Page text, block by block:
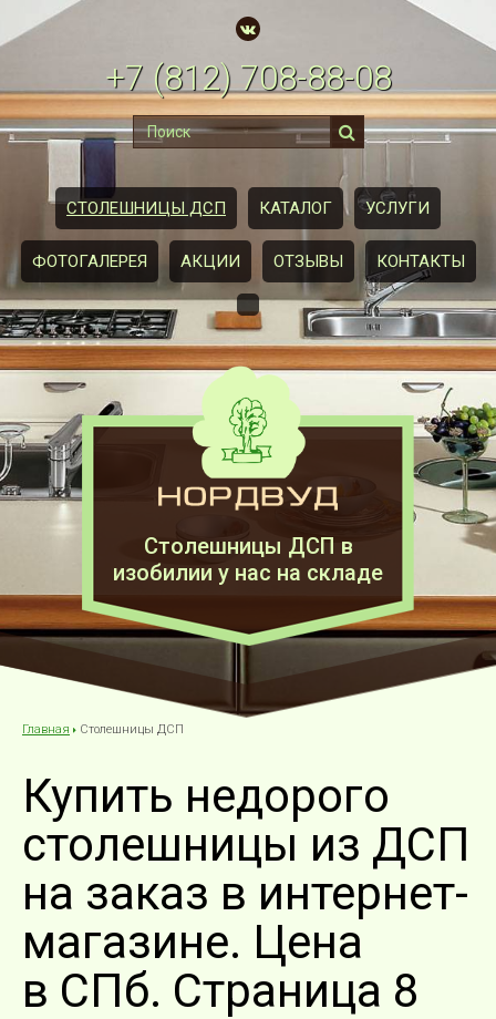
+7 (812)708-88-08
СТОЛЕШНИЦЫ ДСП КАТАЛОГ УСЛУГИ
ФОТОГАЛЕРЕЯ АКЦИИ ОТЗЫВЫ КОНТАКТЫ
Столешницы ДСП в
изобилии у нас на складе
Главная Столешницы ДСП
Купить недорого
столешницы из ДСП
на заказ в интернет-
магазине. Цена
в СПб. Страница 8